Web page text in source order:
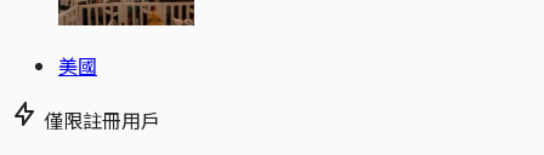
美國
僅限註冊用戶